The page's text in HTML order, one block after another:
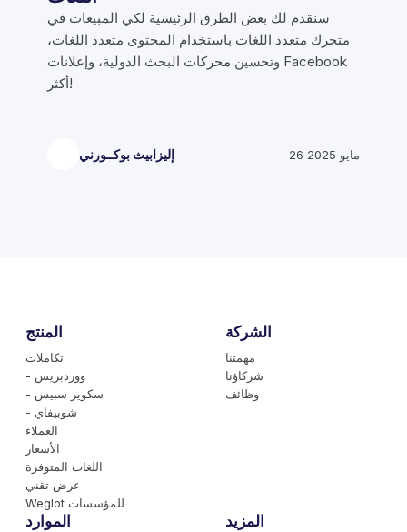
سنقدم لك بعض الطرق الرئيسية لكي المبيعات في
متجرك متعدد اللغات باستخدام المحتوى متعدد اللغات،
وتحسين محركات البحث الدولية، وإعلانات Facebook
أكثر!
إليزابيث بوكــورني 26 مايو 2025
المنتج
تكاملات
- ووردبريس
- سكوير سبيس
- شوبيفاي
العملاء
الأسعار
اللغات المتوفرة
عرض تقني
Weglot للمؤسسات
الشركة
مهمتنا
شركاؤنا
وظائف
الموارد المزيد